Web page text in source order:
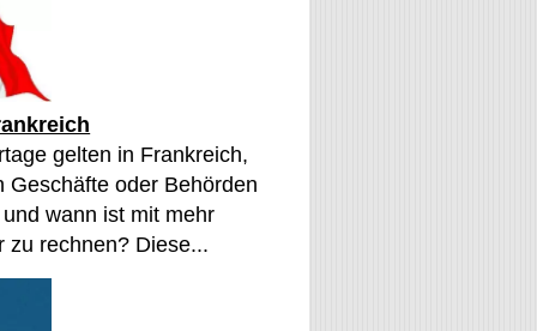
gelten in Frankreich,
Geschäfte oder Behörden
wann ist mit mehr
zu rechnen? Diese...